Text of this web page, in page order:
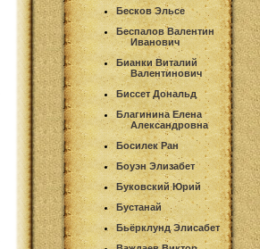
Бесков Эльсе
Беспалов Валентин
Иванович
Бианки Виталий
Валентинович
Биссет Дональд
Благинина Елена
Александровна
Босилек Ран
Боуэн Элизабет
Буковский Юрий
Бустанай
Бьёрклунд Элисабет